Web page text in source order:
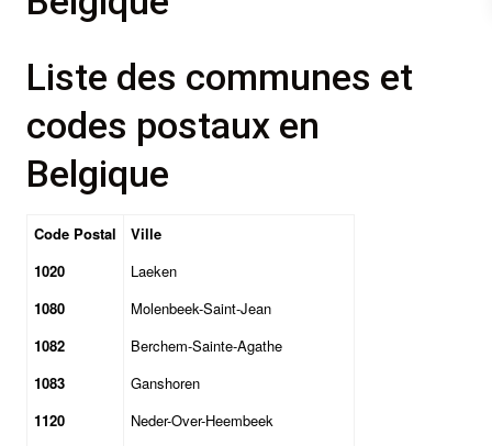
Liste des communes et
codes postaux en
Belgique
Code Postal
Ville
1020
Laeken
1080
Molenbeek-Saint-Jean
1082
Berchem-Sainte-Agathe
1083
Ganshoren
1120
Neder-Over-Heembeek